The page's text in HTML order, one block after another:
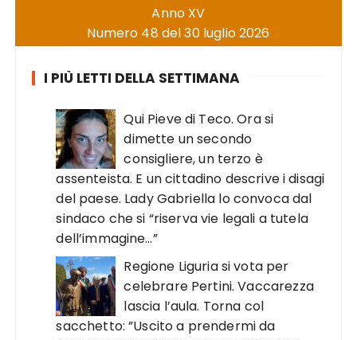
Anno XV
Numero 48 del 30 luglio 2026
I PIÙ LETTI DELLA SETTIMANA
Qui Pieve di Teco. Ora si
dimette un secondo
consigliere, un terzo è
assenteista. E un cittadino descrive i disagi
del paese. Lady Gabriella lo convoca dal
sindaco che si “riserva vie legali a tutela
dell’immagine…”
Regione Liguria si vota per
celebrare Pertini. Vaccarezza
lascia l’aula. Torna col
sacchetto: ”Uscito a prendermi da